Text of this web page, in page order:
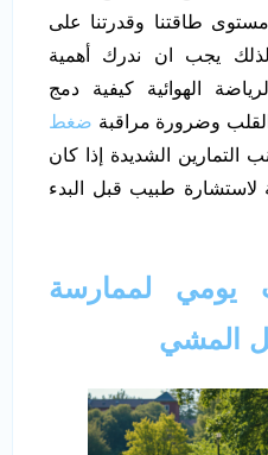
طاقتنا وقدرتنا على
لذلك يجب ان ندرك أهمية
الهوائية كيفية دمج
وضرورة مراقبة ضغط
التمارين الشديدة إذا كان
لاستشارة طبيب قبل البدء
لممارسة
المشي